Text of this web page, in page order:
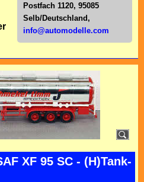
Postfach 1120, 95085
Selb/Deutschl and,
info@automodelle.com
XF 95 SC - (H)Tank-